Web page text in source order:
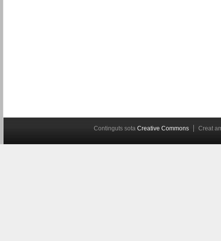
Continguts sota Creative Commons Creat